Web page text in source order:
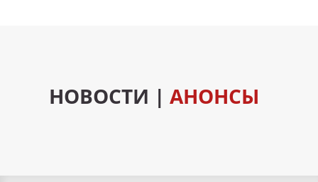
НОВОСТИ | АНОНСЫ